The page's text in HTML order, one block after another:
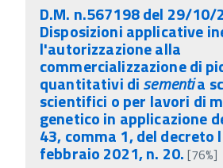
D.M. n.567198 del 29/10/
Disposizioni applicative
l'autorizzazione alla
commercializzazione di
quantitativi disementia
scientifici o per lavori di
genetico in applicazione
43, comma 1, del decreto
febbraio 2021, n. 20.[76%]